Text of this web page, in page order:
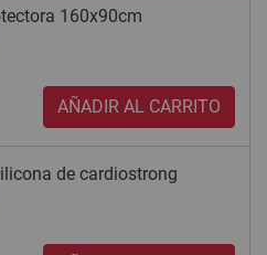
160x90cm
AÑADIR AL CARRITO
de cardiostrong